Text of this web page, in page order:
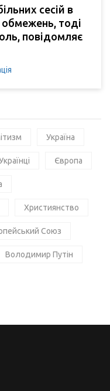
сесій в
обмежень, тоді
повідомляє
Україна
Європа
Християнство
Союз
Володимир Путін